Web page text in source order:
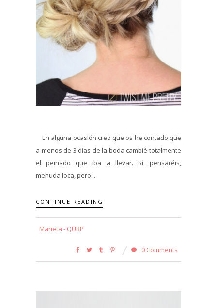
En alguna ocasión creo que os he contado que
a menos de 3 dias de la boda cambié totalmente
el peinado que iba a llevar. Sí, pensaréis,
menuda loca, pero...
CONTINUE READING
Marieta - QUBP
0 Comments